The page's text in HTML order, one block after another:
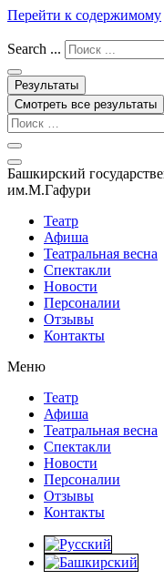
Перейти к содержимому
Search ...
Результаты
Смотреть все результаты
Башкирский
им.М.Гафури
Театр
Афиша
Театральная весна
Спектакли
Новости
Персоналии
Отзывы
Контакты
Меню
Театр
Афиша
Театральная весна
Спектакли
Новости
Персоналии
Отзывы
Контакты